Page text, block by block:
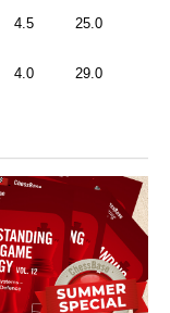
4.5 25.0
4.0 29.0